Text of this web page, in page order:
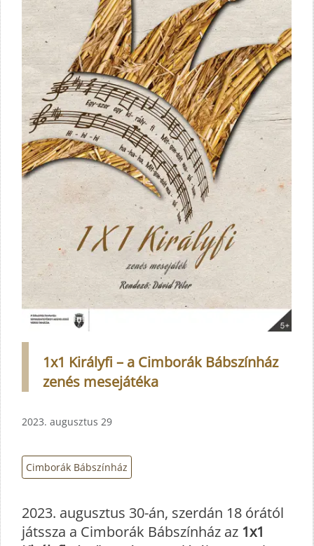
1x1 Királyfi – a Cimborák Bábszínház
zenés mesejátéka
2023. augusztus 29
Cimborák Bábszínház
2023. augusztus 30-án, szerdán 18 órától
játssza a Cimborák Bábszínház az 1x1